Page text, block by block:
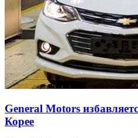
General Motors
Корее